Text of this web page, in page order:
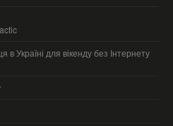
Україні для вікенду без Інтернету